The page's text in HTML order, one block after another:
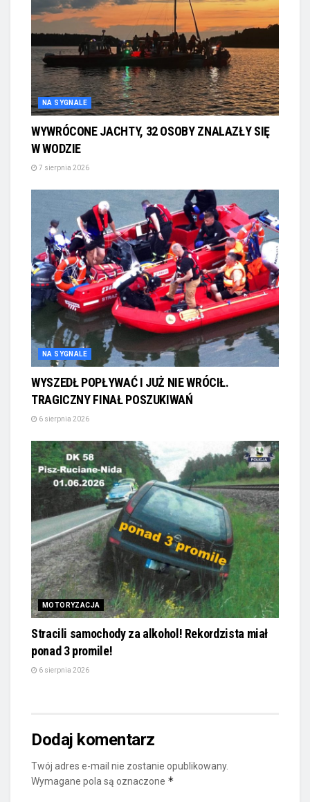
NA SYGNALE
WYWRÓCONE JACHTY, 32 OSOBY ZNALAZŁY SIĘ
W WODZIE
7 sierpnia 2026
NA SYGNALE
WYSZEDŁ POPŁYWAĆ I JUŻ NIE WRÓCIŁ.
TRAGICZNY FINAŁ POSZUKIWAŃ
6 sierpnia 2026
MOTORYZACJA
Stracili samochody za alkohol! Rekordzista miał
ponad 3 promile!
6 sierpnia 2026
Dodaj komentarz
Twój adres e-mail nie zostanie opublikowany.
Wymagane pola są oznaczone *